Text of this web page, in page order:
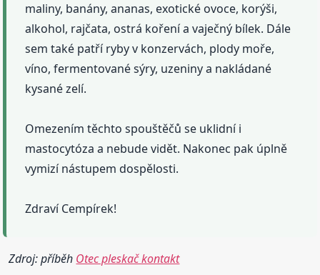
maliny, banány, ananas, exotické ovoce, korýši,
alkohol, rajčata, ostrá koření a vaječný bílek. Dále
sem také patří ryby v konzervách, plody moře,
víno, fermentované sýry, uzeniny a nakládané
kysané zelí.
Omezením těchto spouštěčů se uklidní i
mastocytóza a nebude vidět. Nakonec pak úplně
vymizí nástupem dospělosti.
Zdraví Cempírek!
Zdroj: příběh Otec pleskač kontakt